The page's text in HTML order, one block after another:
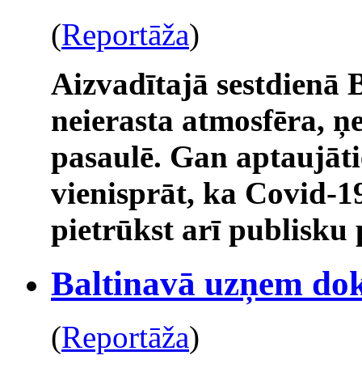
(Reportāža)
Aizvadītajā sestdienā
neierasta atmosfēra,
pasaulē. Gan
vienisprāt, ka Covid-
pietrūkst arī publisku
Baltinavā uzņem
(Reportāža)